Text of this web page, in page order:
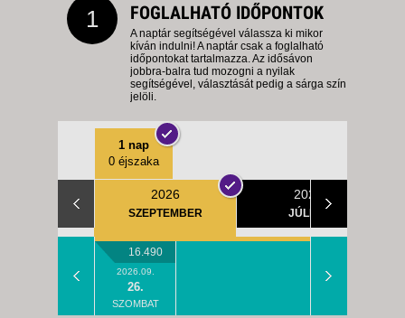
1 FOGLALHATÓ IDŐPONTOK
A naptár segítségével válassza ki mikor
kíván indulni! A naptár csak a foglalható
időpontokat tartalmazza. Az idősávon
jobbra-balra tud mozogni a nyilak
segítségével, választását pedig a sárga szín
jelöli.
1 nap
0 éjszaka
2026
SZEPTEMBER
2027
JÚLIUS
16.490
2026.09.
26.
SZOMBAT